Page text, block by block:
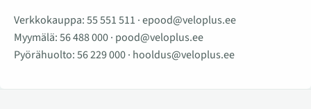
Verkkokauppa:55 551 511 ·epood@veloplus.ee
Myymälä:56 488 000· pood@veloplus.ee
Pyörähuolto:56 229 000· hooldus@veloplus.ee